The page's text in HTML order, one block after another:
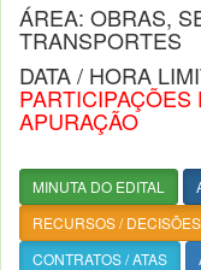
ÁREA: OBRAS,
TRANSPORTES
DATA / HORA
APURAÇÃO
MINUTA DO EDITAL
RECURSOS / DECISÕES
CONTRATOS / ATAS